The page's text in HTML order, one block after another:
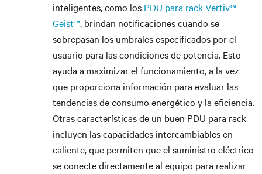
inteligentes, como los PDU para rack Vertiv™
Geist™, brindan notificaciones cuando se
sobrepasan los umbrales especificados por el
usuario para las condiciones de potencia. Esto
ayuda a maximizar el funcionamiento, a la vez
que proporciona información para evaluar las
tendencias de consumo energético y la eficiencia.
Otras características de un buen PDU para rack
incluyen las capacidades intercambiables en
caliente, que permiten que el suministro eléctrico
se conecte directamente al equipo para realizar